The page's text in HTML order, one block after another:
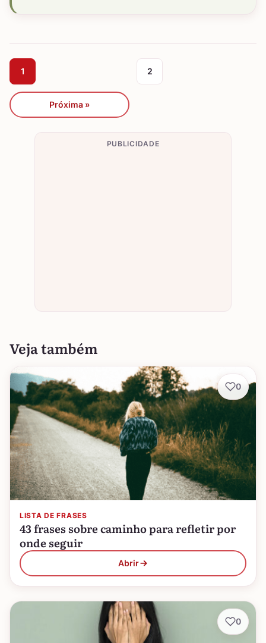
1 2
Próxima »
PUBLICIDADE
Veja também
LISTA DE FRASES
43 frases sobre caminho para refletir por
onde seguir
Abrir
0
0